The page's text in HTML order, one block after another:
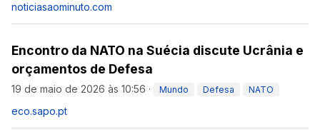
noticiasaominuto.com
Encontro da NATO na Suécia discute Ucrânia e
orçamentos de Defesa
19 de maio de 2026 às 10:56 · Mundo Defesa NATO
eco.sapo.pt